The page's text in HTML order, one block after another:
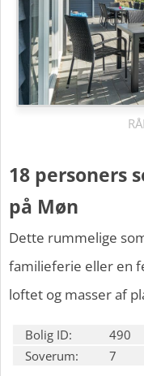
18 personers
på Møn
Dette rummelige
familieferie eller en
loftet og masser af
Bolig ID: 490
Soverum:
7